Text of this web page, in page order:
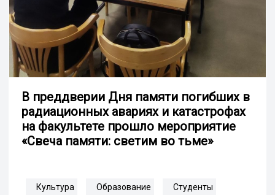
В преддверии Дня памяти погибших в
радиационных авариях и катастрофах
на факультете прошло мероприятие
«Свеча памяти: светим во тьме»
Культура Образование Студенты